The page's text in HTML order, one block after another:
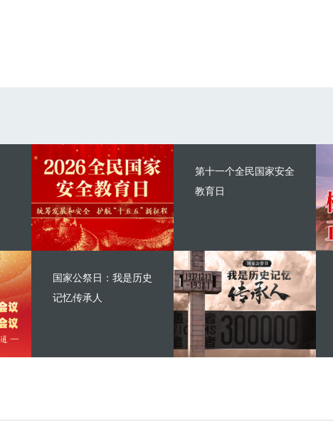
第十一个全民国家安全
教育日
国家公祭日：我是历史
记忆传承人